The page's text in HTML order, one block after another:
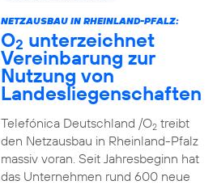
NETZAUSBAU IN RHEINLAND-PFALZ:
O2 unterzeichnet
Vereinbarung zur
Nutzung von
Landesliegenschaften
Telefónica Deutschland /O2treibt
den Netzausbau in Rheinland-Pfalz
massiv voran. Seit Jahresbeginn hat
das Unternehmen rund 600 neue